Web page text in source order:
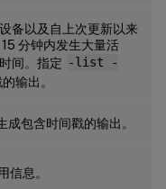
备以及自上次更新以来
分钟内发生大量活
间。指定 -list -
输出。
成包含时间戳的输出。
信息。